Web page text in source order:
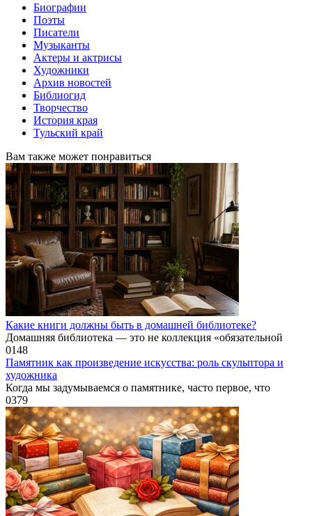
Биографии
Поэты
Писатели
Музыканты
Актеры и актрисы
Художники
Архив новостей
Библиогид
Творчество
История края
Тульский край
Вам также может понравиться
Какие книги должны быть в домашней библиотеке?
Домашняя библиотека — это не коллекция «обязательной
0148
Памятник как произведение искусства: роль скульптора и
художника
Когда мы задумываемся о памятнике, часто первое, что
0379